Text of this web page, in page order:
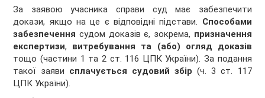
За заявою учасника справи суд має забезпечити
докази, якщо на це є відповідні підстави. Способами
забезпечення судом доказів є, зокрема, призначення
експертизи, витребування та (або) огляд доказів
тощо (частини 1 та 2 ст. 116 ЦПК України). За подання
такої заяви сплачується судовий збір (ч. 3 ст. 117
ЦПК України).